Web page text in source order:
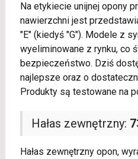
Na etykiecie unijnej opony
nawierzchni jest
"E" (kiedyś "G"). Modele z
wyeliminowane z rynku, co
bezpieczeństwo. Dziś
najlepsze oraz o
Produkty są testowane na
Hałas zewnętrzny:
Hałas zewnętrzny opon,